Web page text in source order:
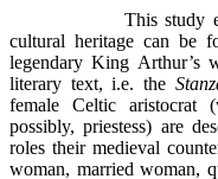
This study
cultural heritage can be
legendary King Arthur’s
literary text, i.e. the
female Celtic aristocrat
possibly, priestess) are
roles their medieval
woman, married woman,